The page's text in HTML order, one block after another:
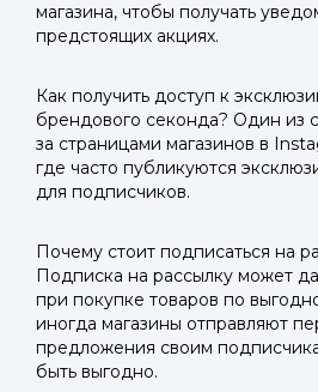
магазина, чтобы получать
предстоящих акциях.
Как получить доступ к
брендового секонда? Один из
за страницами магазинов в
где часто публикуются
для подписчиков.
Почему стоит подписаться на
Подписка на рассылку может
при покупке товаров по
иногда магазины отправляют
предложения своим
быть выгодно.